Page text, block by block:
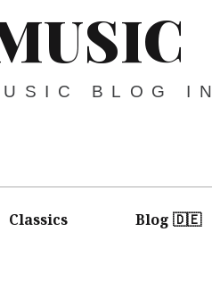
BLOG IN
Classics Blog 🇩🇪